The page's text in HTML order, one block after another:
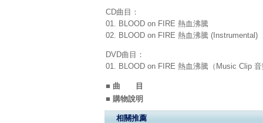
CD曲目：
01. BLOOD on FIRE 熱血沸騰
02. BLOOD on FIRE 熱血沸騰 (Instrumental)
DVD曲目：
01. BLOOD on FIRE 熱血沸騰（Music Clip
■ 曲 目
■ 購物說明
相關推薦